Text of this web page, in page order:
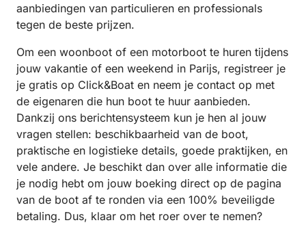
aanbiedingen van particulieren en professionals
tegen de beste prijzen.
Om een woonboot of een motorboot te huren tijdens
jouw vakantie of een weekend in Parijs, registreer je
je gratis op Click&Boat en neem je contact op met
de eigenaren die hun boot te huur aanbieden.
Dankzij ons berichtensysteem kun je hen al jouw
vragen stellen: beschikbaarheid van de boot,
praktische en logistieke details, goede praktijken, en
vele andere. Je beschikt dan over alle informatie die
je nodig hebt om jouw boeking direct op de pagina
van de boot af te ronden via een 100% beveiligde
betaling. Dus, klaar om het roer over te nemen?